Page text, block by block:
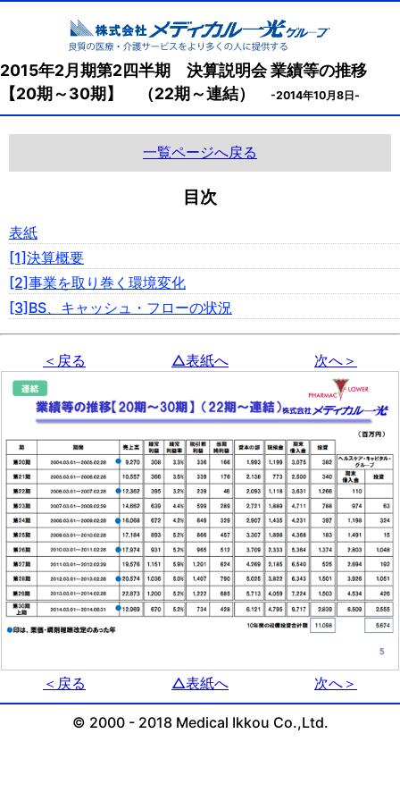
2015年2月期第2四半期 決算説明会 業績等の推移
【20期～30期】 （22期～連結）
-2014年10月8日-
一覧ページへ戻る
目次
表紙
[1]決算概要
[2]事業を取り巻く環境変化
[3]BS、キャッシュ・フローの状況
＜戻る △表紙へ 次へ＞
＜戻る △表紙へ 次へ＞
© 2000 - 2018 Medical Ikkou Co.,Ltd.